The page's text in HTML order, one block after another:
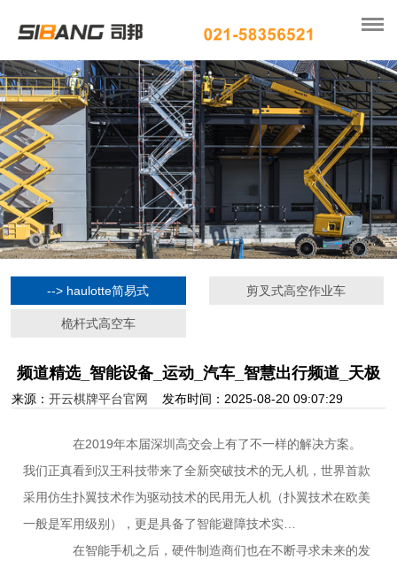
--> haulotte简易式 剪叉式高空作业车
桅杆式高空车
频道精选_智能设备_运动_汽车_智慧出行频道_天极
网
来源：开云棋牌平台官网 发布时间：2025-08-20 09:07:29
在2019年本届深圳高交会上有了不一样的解决方案。
我们正真看到汉王科技带来了全新突破技术的无人机，世界首款
采用仿生扑翼技术作为驱动技术的民用无人机（扑翼技术在欧美
一般是军用级别），更是具备了智能避障技术实…
在智能手机之后，硬件制造商们也在不断寻求未来的发